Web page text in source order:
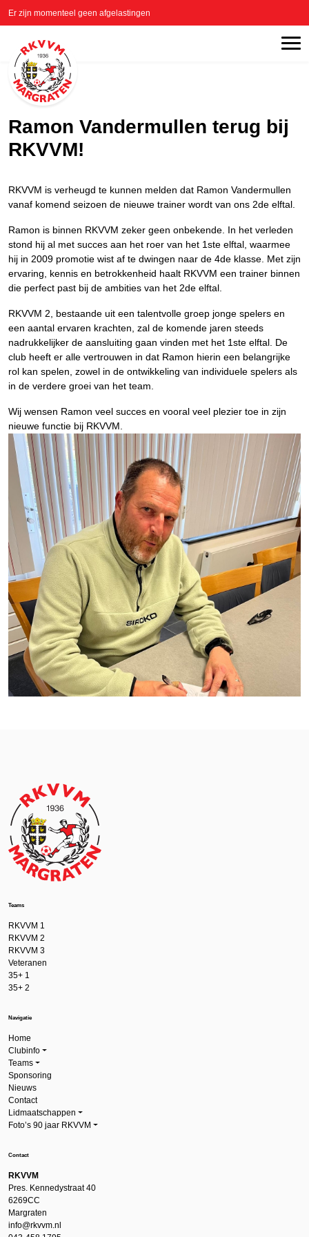
Er zijn momenteel geen afgelastingen
Ramon Vandermullen terug bij
RKVVM!
RKVVM is verheugd te kunnen melden dat Ramon Vandermullen
vanaf komend seizoen de nieuwe trainer wordt van ons 2de elftal.
Ramon is binnen RKVVM zeker geen onbekende. In het verleden
stond hij al met succes aan het roer van het 1ste elftal, waarmee
hij in 2009 promotie wist af te dwingen naar de 4de klasse. Met zijn
ervaring, kennis en betrokkenheid haalt RKVVM een trainer binnen
die perfect past bij de ambities van het 2de elftal.
RKVVM 2, bestaande uit een talentvolle groep jonge spelers en
een aantal ervaren krachten, zal de komende jaren steeds
nadrukkelijker de aansluiting gaan vinden met het 1ste elftal. De
club heeft er alle vertrouwen in dat Ramon hierin een belangrijke
rol kan spelen, zowel in de ontwikkeling van individuele spelers als
in de verdere groei van het team.
Wij wensen Ramon veel succes en vooral veel plezier toe in zijn
nieuwe functie bij RKVVM.
Teams
RKVVM 1
RKVVM 2
RKVVM 3
Veteranen
35+ 1
35+ 2
Navigatie
Home
Clubinfo
Teams
Sponsoring
Nieuws
Contact
Lidmaatschappen
Foto’s 90 jaar RKVVM
Contact
RKVVM
Pres. Kennedystraat 40
6269CC
Margraten
info@rkvvm.nl